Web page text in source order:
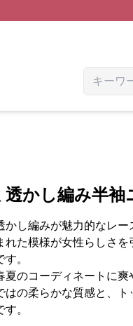
透かし編み半袖
かし編みが魅力的なレー
れた模様が女性らしさを
。
夏のコーディネートに爽
はの柔らかな質感と、
。